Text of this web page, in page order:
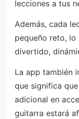
lecciones a tus
Además, cada
pequeño reto, lo
divertido,
La app también
que significa
adicional en
guitarra estará